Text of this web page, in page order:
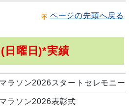
ページの先頭へ戻る
日曜日)*実績
ラソン2026スタートセレモニー
ラソン2026表彰式